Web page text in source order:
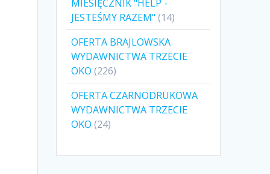
MIESIĘCZNIK "HELP -
JESTEŚMY RAZEM" 1414
produktów
OFERTA BRAJLOWSKA
WYDAWNICTWA TRZECIE
OKO 226226
produktów
OFERTA CZARNODRUKOWA
WYDAWNICTWA TRZECIE
OKO 2424